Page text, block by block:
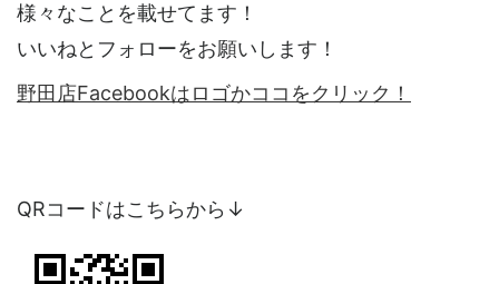
様々なことを載せてます！
いいねとフォローをお願いします！
野田店Facebookはロゴかココをクリック！
QRコードはこちらから↓